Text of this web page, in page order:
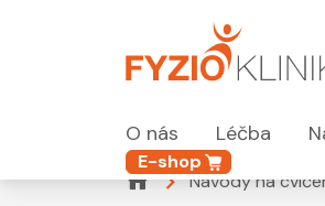
O nás Léčba
E-shop
Návody na